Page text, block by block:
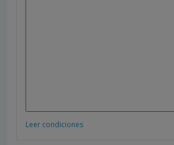
Leer condiciones